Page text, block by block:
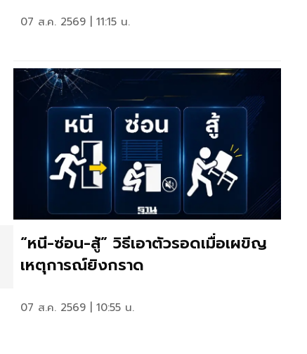
07 ส.ค. 2569 | 11:15 น.
“หนี-ซ่อน-สู้” วิธีเอาตัวรอดเมื่อเผขิญ
เหตุการณ์ยิงกราด
07 ส.ค. 2569 | 10:55 น.